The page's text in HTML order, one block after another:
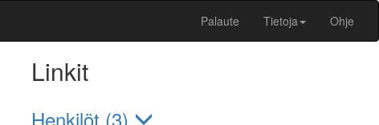
Palaute Tietoja Ohje
Linkit
Henkilöt (3)